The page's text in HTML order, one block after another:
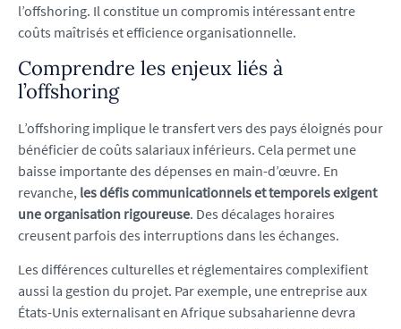
l’offshoring. Il constitue un compromis intéressant entre
coûts maîtrisés et efficience organisationnelle.
Comprendre les enjeux liés à
l’offshoring
L’offshoring implique le transfert vers des pays éloignés pour
bénéficier de coûts salariaux inférieurs. Cela permet une
baisse importante des dépenses en main-d’œuvre. En
revanche, les défis communicationnels et temporels exigent
une organisation rigoureuse. Des décalages horaires
creusent parfois des interruptions dans les échanges.
Les différences culturelles et réglementaires complexifient
aussi la gestion du projet. Par exemple, une entreprise aux
États-Unis externalisant en Afrique subsaharienne devra